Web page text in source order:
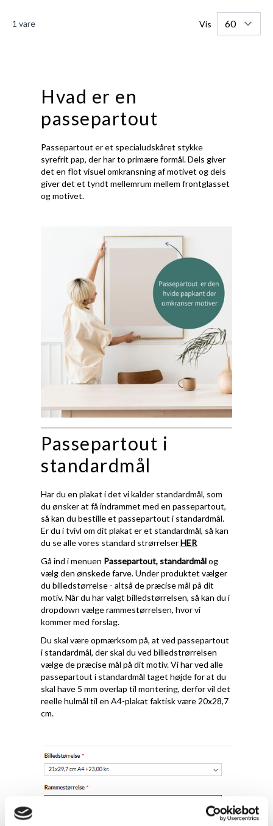
1 vare Vis
Hvad er en
passepartout
Passepartout er et specialudskåret stykke
syrefrit pap, der har to primære formål. Dels giver
det en flot visuel omkransning af motivet og dels
giver det et tyndt mellemrum mellem frontglasset
og motivet.
Passepartout i
standardmål
Har du en plakat i det vi kalder standardmål, som
du ønsker at få indrammet med en passepartout,
så kan du bestille et passepartout i standardmål.
Er du i tvivl om dit plakat er et standardmål, så kan
du se alle vores standard strørrelserHER
Gå ind i menuen Passepartout, standardmålog
vælg den ønskede farve. Under produktet vælger
du billedstørrelse - altså de præcise mål på dit
motiv. Når du har valgt billedstørrelsen, så kan du i
dropdown vælge rammestørrelsen, hvor vi
kommer med forslag.
Du skal være opmærksom på, at ved passepartout
i standardmål, der skal du ved billedstrørrelsen
vælge de præcise mål på dit motiv. Vi har ved alle
passepartout i standardmål taget højde for at du
skal have 5 mm overlap til montering, derfor vil det
reelle hulmål til en A4-plakat faktisk være 20x28,7
cm.